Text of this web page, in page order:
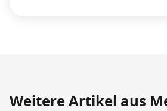
Weitere Artikel aus